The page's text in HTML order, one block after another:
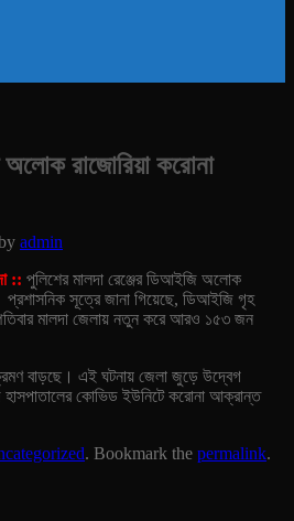
অলোক রাজোরিয়া করোনা
admin
:: পুলিশের মালদা রেঞ্জের ডিআইজি অলোক
সূত্রে জানা গিয়েছে, ডিআইজি গৃহ
মালদা জেলায় নতুন করে আরও ১৫৩ জন
বাড়ছে। এই ঘটনায় জেলা জুড়ে উদ্বেগ
কোভিড ইউনিটে করোনা আক্রান্ত
. Bookmark the permalink.